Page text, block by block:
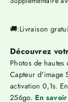
🚚:Livraison
Découvrez
Photos de
Capteur d'image
activation 0,1s.
256go. En